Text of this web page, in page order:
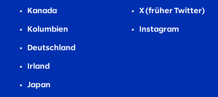
Kanada
Kolumbien
Deutschland
Irland
Japan
X (früher Twitter)
Instagram